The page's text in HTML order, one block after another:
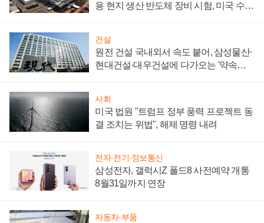
용 현지 생산 반도체 장비 시험, 미국 수출
건설
원전 건설 국내외서 속도 붙어, 삼성물산·
현대건설·대우건설에 다가오는 '약속의
사회
미국 법원 "트럼프 정부 풍력 프로젝트 동
결 조치는 위법", 해제 명령 내려
전자·전기·정보통신
삼성전자, 갤럭시Z 폴드8 사전예약 개통
8월31일까지 연장
자동차·부품